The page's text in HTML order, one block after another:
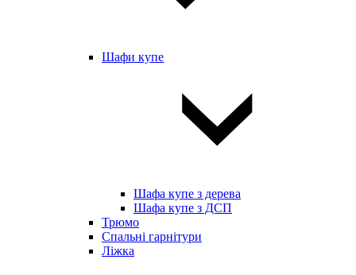
Шафи купе
Шафа купе з дерева
Шафа купе з ДСП
Трюмо
Спальні гарнітури
Ліжка